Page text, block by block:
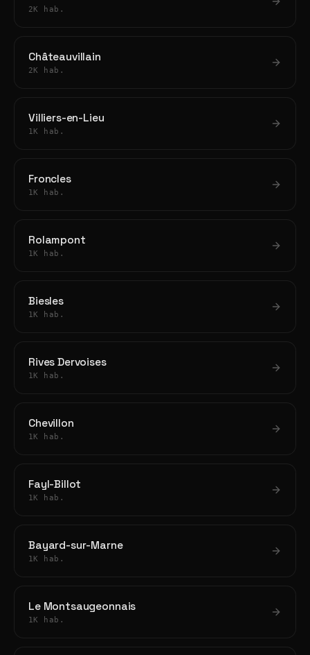
2K hab.
Châteauvillain
2K hab.
Villiers-en-Lieu
1K hab.
Froncles
1K hab.
Rolampont
1K hab.
Biesles
1K hab.
Rives Dervoises
1K hab.
Chevillon
1K hab.
Fayl-Billot
1K hab.
Bayard-sur-Marne
1K hab.
Le Montsaugeonnais
1K hab.